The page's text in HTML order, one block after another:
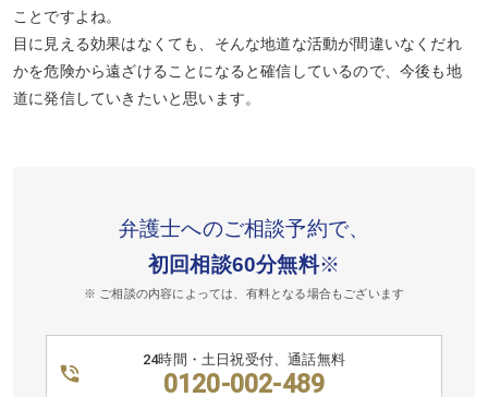
ことですよね。
目に見える効果はなくても、そんな地道な活動が間違いなくだれ
かを危険から遠ざけることになると確信しているので、今後も地
道に発信していきたいと思います。
弁護士へのご相談予約で、
初回相談60分無料※
※ ご相談の内容によっては、有料となる場合もございます
24時間・土日祝受付、通話無料
0120-002-489